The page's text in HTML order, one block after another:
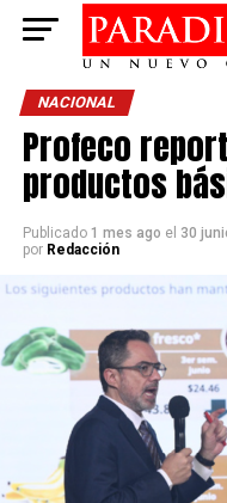
NACIONAL
Profeco
productos
Publicado 1 mes ago el 30
por Redacción